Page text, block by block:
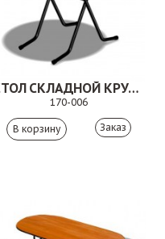
СТОЛ СКЛАДНОЙ КРУГЛЫЙ.170-006
170-006
Заказ